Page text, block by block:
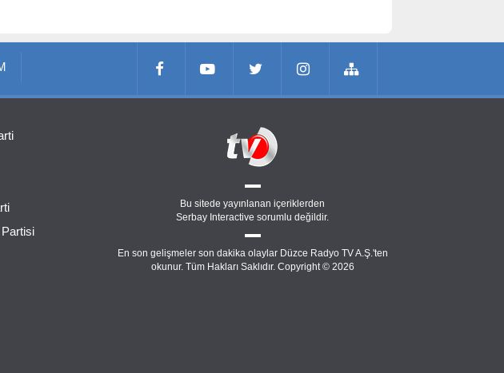
Bu sitede yayınlanan içeriklerden
Serbay Interactive sorumlu değildir.
En son gelişmeler son dakika olaylar Düzce Radyo TV A.Ş.'ten
okunur. Tüm Hakları Saklıdır. Copyright © 2026